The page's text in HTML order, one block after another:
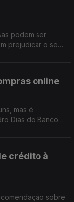
podem ser
prejudicar o seu
online
mas é
Dias do Banco
crédito à
sobre